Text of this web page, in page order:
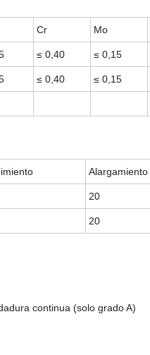
Cr Mo
≤ 0,40 ≤ 0,15
≤ 0,40 ≤ 0,15
Alargamiento
20
20
continua (solo grado A)